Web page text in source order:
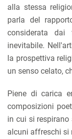
alla stessa
parla del
considerata
inevitabile.
la prospettiva
un senso celato,
Piene di carica
composizioni
in cui si
alcuni affreschi si